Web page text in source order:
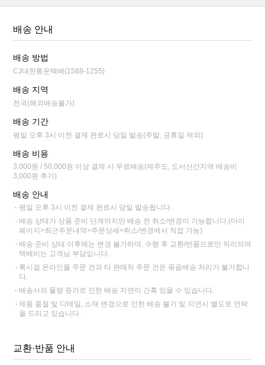
배송 안내
배송 방법
CJ대한통운택배(1588-1255)
배송 지역
전국(해외배송불가)
배송 기간
평일 오후 3시 이전 결제 완료시 당일 발송(주말, 공휴일 제외)
배송 비용
3,000원 / 50,000원 이상 결제 시 무료배송(제주도, 도서산간지역 배송비
3,000원 추가)
배송 안내
평일 오후 3시 이전 결제 완료시 당일 발송됩니다.
배송 상태가 상품 준비 단계까지만 배송 전 취소/변경이 가능합니다.(마이
페이지>최근주문내역>주문상세>취소/변경에서 직접 가능)
배송 준비 상태 이후에는 변경 불가하며, 수령 후 교환/반품으로만 처리되며
택배비는 고객님 부담입니다.
록시걸 온라인몰 주문 건과 타 판매처 주문 건은 묶음배송 처리가 불가합니
다.
배송사의 물량 증가로 인한 배송 지연이 간혹 있을 수 있습니다.
제품 품절 및 디테일, 소재 변경으로 인한 배송 불가 및 지연시 별도로 연락
을 드리고 있습니다.
교환·반품 안내